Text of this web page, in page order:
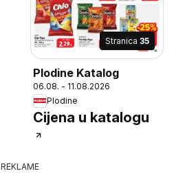
Stranica 35
Plodine Katalog
06.08. - 11.08.2026
Plodine
Cijena u katalogu
REKLAME